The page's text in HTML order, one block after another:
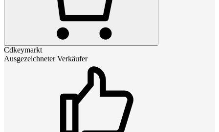
Cdkeymarkt
Ausgezeichneter Verkäufer